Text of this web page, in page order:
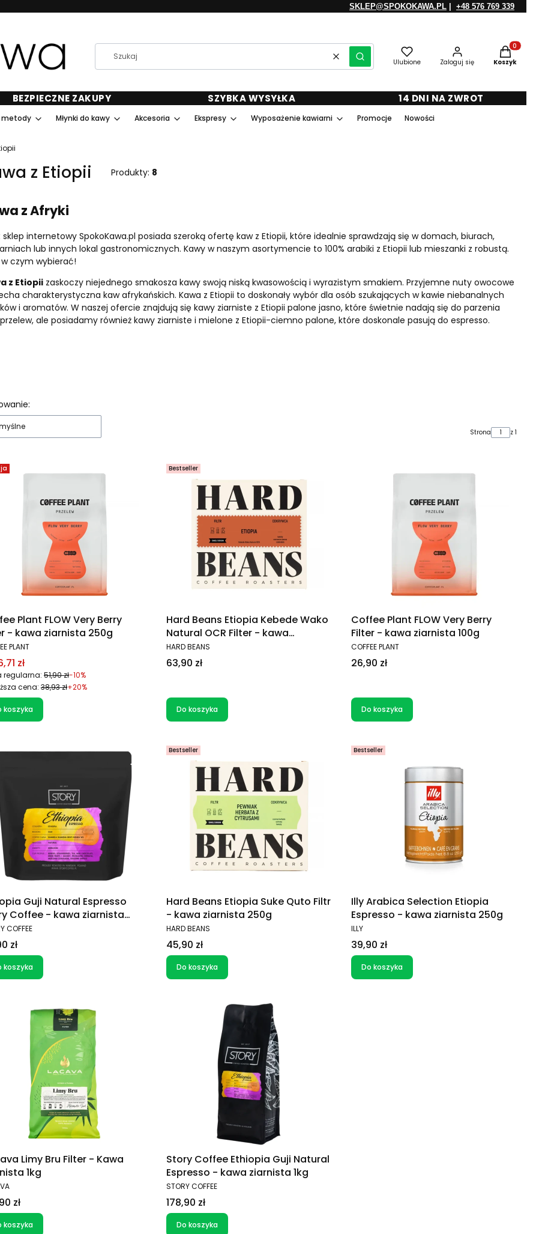
SKLEP@SPOKOKAWA.PL +48 576 769 339
WyczyśćSzukaj Ulubione Zaloguj się
Produkty w
Koszyk
BEZPIECZNE ZAKUPY SZYBKA WYSYŁKA 14 DNI NA ZWROT
metody Młynki do kawy Akcesoria Ekspresy Wyposażenie kawiarni Promocje Nowości
z Etiopii Produkty: 8
z Afryki
sklep internetowy SpokoKawa.pl posiada szeroką ofertę kaw z Etiopii, które idealnie sprawdzają się w domach, biurach,
lub innych lokal gastronomicznych. Kawy w naszym asortymencie to 100% arabiki z Etiopii lub mieszanki z robustą.
czym wybierać!
z Etiopii zaskoczy niejednego smakosza kawy swoją niską kwasowością i wyrazistym smakiem. Przyjemne nuty owocowe
charakterystyczna kaw afrykańskich. Kawa z Etiopii to doskonały wybór dla osób szukających w kawie niebanalnych
i aromatów. W naszej ofercie znajdują się kawy ziarniste z Etiopii palone jasno, które świetnie nadają się do parzenia
ale posiadamy również kawy ziarniste i mielone z Etiopii-ciemno palone, które doskonale pasują do espresso.
produktów
Strona z 1
Plant FLOW Very Berry
- kawa ziarnista 250g
PLANT
promocyjna
zł
regularna: 51,90 zł-10%
cena: 38,93 zł+20%
koszyka
Bestseller
Hard Beans Etiopia Kebede Wako
Natural OCR Filter - kawa
ziarnista 250g
PRODUCENT
HARD BEANS
Cena
63,90 zł
Do koszyka
Coffee Plant FLOW Very Berry
Filter - kawa ziarnista 100g
PRODUCENT
COFFEE PLANT
Cena
26,90 zł
Do koszyka
Guji Natural Espresso
Coffee - kawa ziarnista
COFFEE
zł
koszyka
Bestseller
Hard Beans Etiopia Suke Quto Filtr
- kawa ziarnista 250g
PRODUCENT
HARD BEANS
Cena
45,90 zł
Do koszyka
Bestseller
Illy Arabica Selection Etiopia
Espresso - kawa ziarnista 250g
PRODUCENT
ILLY
Cena
39,90 zł
Do koszyka
Limy Bru Filter - Kawa
1kg
zł
koszyka
Story Coffee Ethiopia Guji Natural
Espresso - kawa ziarnista 1kg
PRODUCENT
STORY COFFEE
Cena
178,90 zł
Do koszyka